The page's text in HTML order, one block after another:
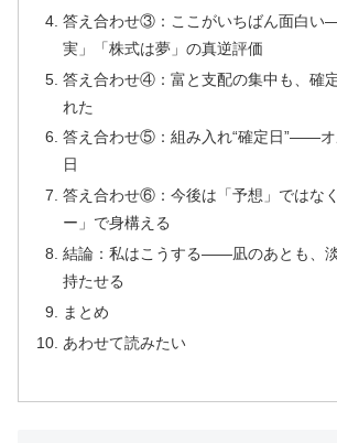
答え合わせ③：ここがいちばん面白
実」「株式は夢」の真逆評価
答え合わせ④：富と支配の集中も、確
れた
答え合わせ⑤：組み入れ“確定日”——オ
日
答え合わせ⑥：今後は「予想」ではな
ー」で身構える
結論：私はこうする——凪のあとも、
持たせる
まとめ
あわせて読みたい